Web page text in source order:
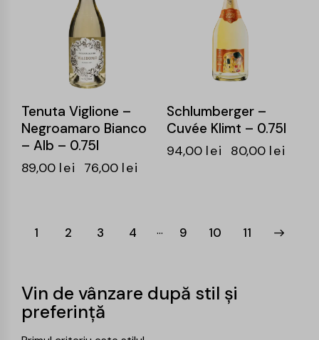
Tenuta Viglione –
Negroamaro Bianco
– Alb – 0.75l
89,00 lei 76,00 lei
Schlumberger –
Cuvée Klimt – 0.75l
94,00 lei 80,00 lei
1 2 3 4 … 9 10 11
→
Vin de vânzare după stil și
preferință